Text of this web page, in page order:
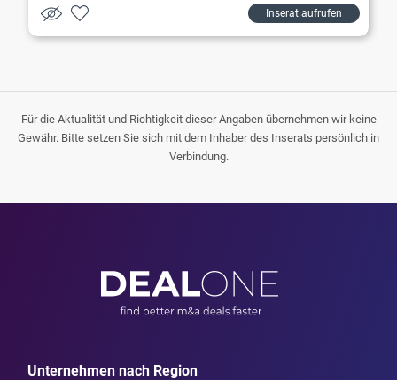
Inserat aufrufen
Für die Aktualität und Richtigkeit dieser Angaben übernehmen wir keine
Gewähr. Bitte setzen Sie sich mit dem Inhaber des Inserats persönlich in
Verbindung.
Unternehmen nach Region